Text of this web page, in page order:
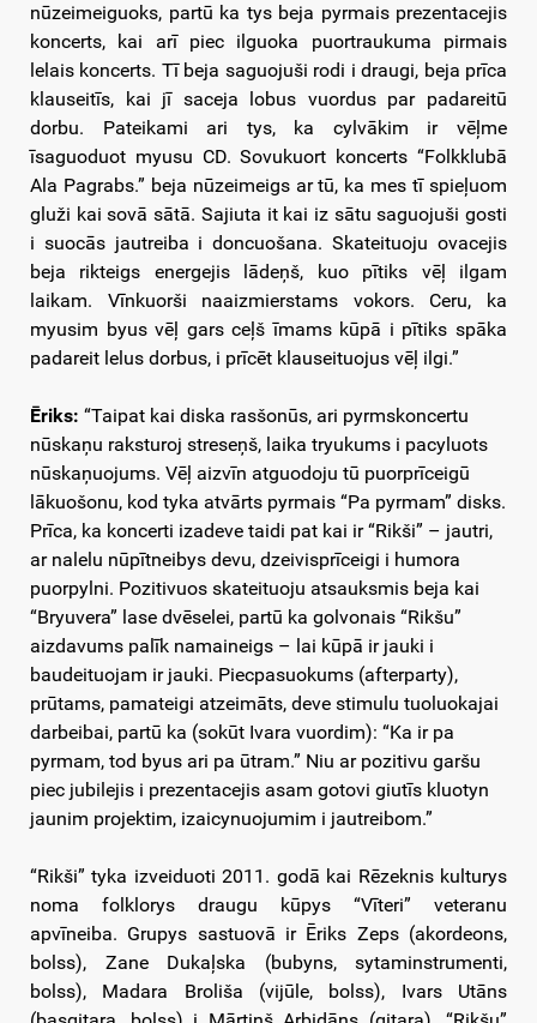
nūzeimeiguoks, partū ka tys beja pyrmais prezentacejis
koncerts, kai arī piec ilguoka puortraukuma pirmais
lelais koncerts. Tī beja saguojuši rodi i draugi, beja prīca
klauseitīs, kai jī saceja lobus vuordus par padareitū
dorbu. Pateikami ari tys, ka cylvākim ir vēļme
īsaguoduot myusu CD. Sovukuort koncerts “Folkklubā
Ala Pagrabs.” beja nūzeimeigs ar tū, ka mes tī spieļuom
gluži kai sovā sātā. Sajiuta it kai iz sātu saguojuši gosti
i suocās jautreiba i doncuošana. Skateituoju ovacejis
beja rikteigs energejis lādeņš, kuo pītiks vēļ ilgam
laikam. Vīnkuorši naaizmierstams vokors. Ceru, ka
myusim byus vēļ gars ceļš īmams kūpā i pītiks spāka
padareit lelus dorbus, i prīcēt klauseituojus vēļ ilgi.”
Ēriks: “Taipat kai diska rasšonūs, ari pyrmskoncertu
nūskaņu raksturoj streseņš, laika tryukums i pacyluots
nūskaņuojums. Vēļ aizvīn atguodoju tū puorprīceigū
lākuošonu, kod tyka atvārts pyrmais “Pa pyrmam” disks.
Prīca, ka koncerti izadeve taidi pat kai ir “Rikši” – jautri,
ar nalelu nūpītneibys devu, dzeivisprīceigi i humora
puorpylni. Pozitivuos skateituoju atsauksmis beja kai
“Bryuvera” lase dvēselei, partū ka golvonais “Rikšu”
aizdavums palīk namaineigs – lai kūpā ir jauki i
baudeituojam ir jauki. Piecpasuokums (afterparty),
prūtams, pamateigi atzeimāts, deve stimulu tuoluokajai
darbeibai, partū ka (sokūt Ivara vuordim): “Ka ir pa
pyrmam, tod byus ari pa ūtram.” Niu ar pozitivu garšu
piec jubilejis i prezentacejis asam gotovi giutīs kluotyn
jaunim projektim, izaicynuojumim i jautreibom.”
“Rikši” tyka izveiduoti 2011. godā kai Rēzeknis kulturys
noma folklorys draugu kūpys “Vīteri” veteranu
apvīneiba. Grupys sastuovā ir Ēriks Zeps (akordeons,
bolss), Zane Dukaļska (bubyns, sytaminstrumenti,
bolss), Madara Broliša (vijūle, bolss), Ivars Utāns